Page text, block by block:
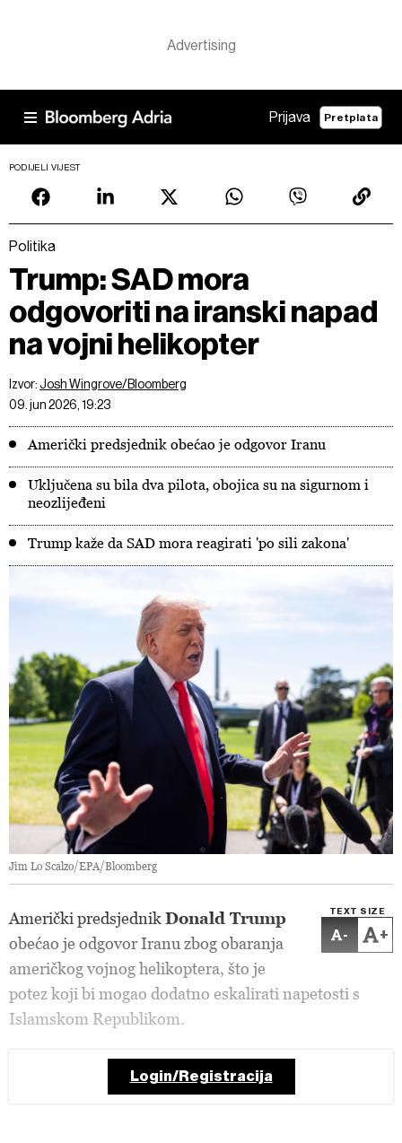
Prijava Pretplata
PODIJELI VIJEST
Politika
Trump: SAD mora
odgovoriti na iranski napad
na vojni helikopter
Izvor:Josh Wingrove/Bloomberg
09. jun 2026, 19:23
Američki predsjednik obećao je odgovor Iranu
Uključena su bila dva pilota, obojica su na sigurnom i
neozlijeđeni
Trump kaže da SAD mora reagirati 'po sili zakona'
Jim Lo Scalzo/EPA/Bloomberg
TEXT SIZE
- +
Američki predsjednikDonald Trump
obećao je odgovor Iranu zbog obaranja
američkog vojnog helikoptera, što je
potez koji bi mogao dodatno eskalirati napetosti s
Islamskom Republikom.
Login/Registracija